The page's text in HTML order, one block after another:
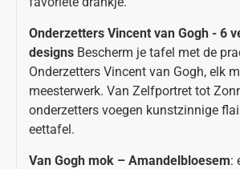
Onderzetters Vincent van Gogh - 6
designs Bescherm je tafel met de
Onderzetters Vincent van Gogh, elk
meesterwerk. Van Zelfportret tot
onderzetters voegen kunstzinnige
eettafel.
Van Gogh mok – Amandelbloesem: